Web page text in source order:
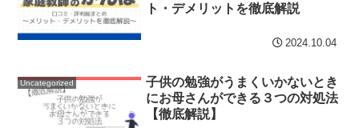
ト・デメリットを徹底解説
2024.10.04
Uncategorized
子供の勉強がうまくいかないとき
にお母さんができる３つの対処法
【徹底解説】